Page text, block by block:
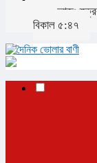
আজঃ
বিকাল ৫:৪৭